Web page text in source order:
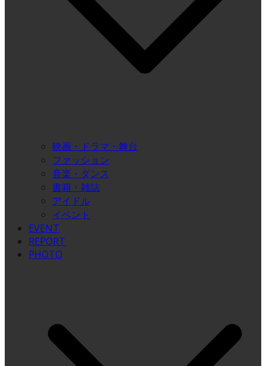
映画・ドラマ・舞台
ファッション
音楽・ダンス
書籍・雑誌
アイドル
イベント
EVENT
REPORT
PHOTO